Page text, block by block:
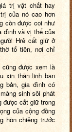
trị vật chất hay
của nó cao hơn
còn được coi như
đình và vị thế của
Hrê cất giữ ở
tổ tiên, nơi chỉ
cũng được xem là
xin thần linh ban
bản, gia đình có
sinh sôi phát
được cất giữ trong
của cộng đồng
hồn chiêng trước